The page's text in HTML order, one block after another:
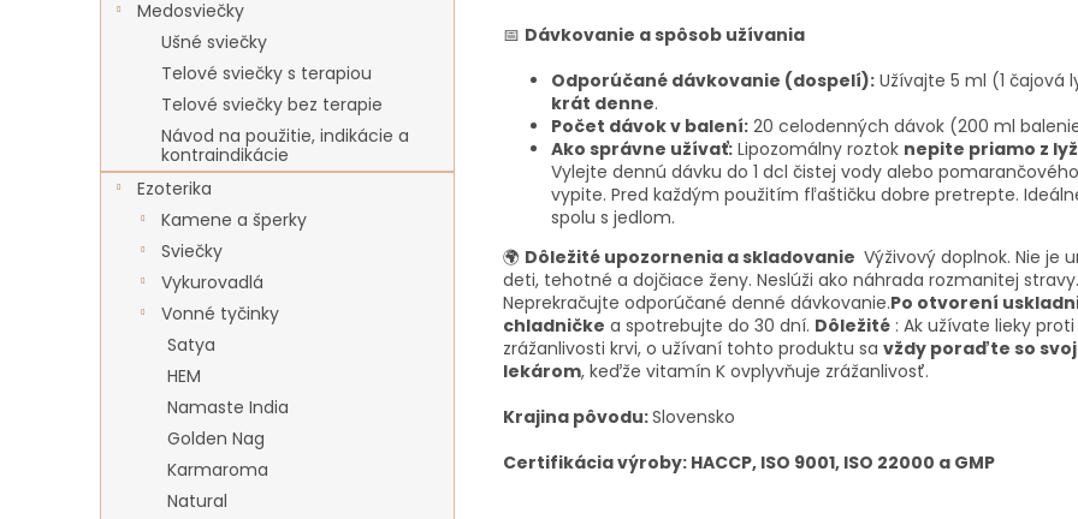
Medosviečky
Ušné sviečky
Telové sviečky s terapiou
Telové sviečky bez terapie
Návod na použitie, indikácie a
kontraindikácie
Ezoterika
Kamene a šperky
Sviečky
Vykurovadlá
Vonné tyčinky
Satya
HEM
Namaste India
Golden Nag
Karmaroma
Natural
📅 Dávkovanie a spôsob užívania
Odporúčané dávkovanie (dospelí): Užívajte 5 ml (1 čajová
krát denne.
Počet dávok v balení: 20 celodenných dávok (200 ml
Ako správne užívať: Lipozomálny roztok nepite priamo z
Vylejte dennú dávku do 1 dcl čistej vody alebo
vypite. Pred každým použitím fľaštičku dobre pretrepte.
spolu s jedlom.
🌍 Dôležité upozornenia a skladovanie Výživový doplnok. Nie je
deti, tehotné a dojčiace ženy. Neslúži ako náhrada rozmanitej stravy.
Neprekračujte odporúčané denné dávkovanie.Po otvorení
chladničke a spotrebujte do 30 dní. Dôležité : Ak užívate lieky proti
zrážanlivosti krvi, o užívaní tohto produktu sa vždy poraďte so
lekárom, keďže vitamín K ovplyvňuje zrážanlivosť.
Krajina pôvodu:Slovensko
Certifikácia výroby: HACCP, ISO 9001, ISO 22000 a GMP